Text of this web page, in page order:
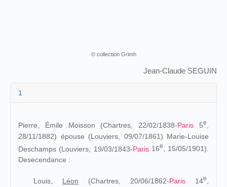
© collection Grimh
Jean-Claude SEGUIN
1
Pierre, Émile Moisson (Chartres, 22/02/1838-Paris 5e
28/11/1882) épouse (Louviers, 09/07/1861) Marie-Louise
Deschamps (Louviers, 19/03/1843-Paris 16e, 15/05/1901).
Desecendance :
Louis, Léon (Chartres, 20/06/1862-Paris 14e